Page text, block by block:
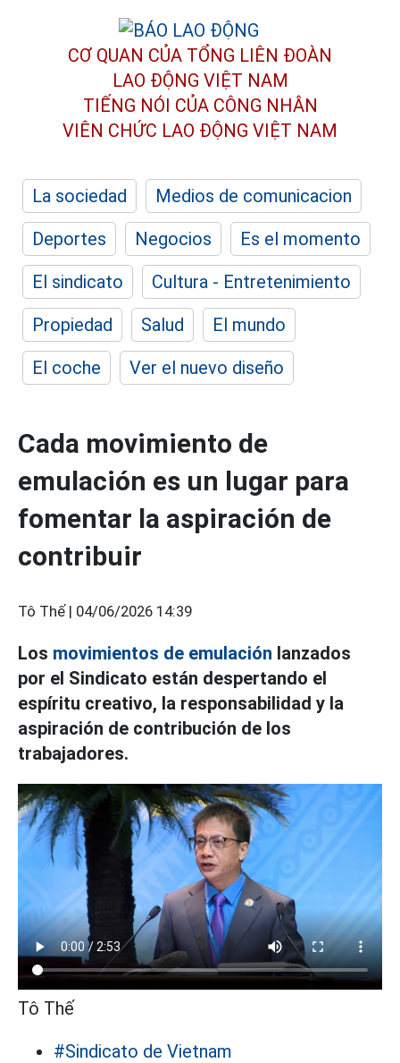
CƠ QUAN CỦA TỔNG LIÊN ĐOÀN
LAO ĐỘNG VIỆT NAM
TIẾNG NÓI CỦA CÔNG NHÂN
VIÊN CHỨC LAO ĐỘNG VIỆT NAM
La sociedad
Medios de comunicacion
Deportes
Negocios
Es el momento
El sindicato
Cultura - Entretenimiento
Propiedad
Salud
El mundo
El coche
Ver el nuevo diseño
Cada movimiento de
emulación es un lugar para
fomentar la aspiración de
contribuir
Tô Thế | 04/06/2026 14:39
Los movimientos de emulación lanzados
por el Sindicato están despertando el
espíritu creativo, la responsabilidad y la
aspiración de contribución de los
trabajadores.
Tô Thế
#Sindicato de Vietnam